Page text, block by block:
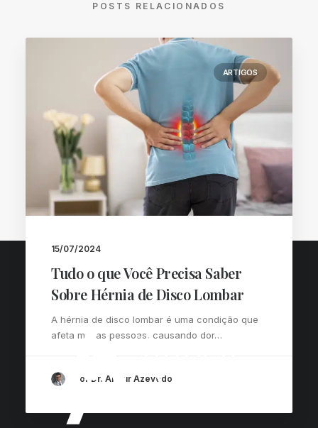
POSTS RELACIONADOS
ARTIGOS
15/07/2024
Tudo o que Você Precisa Saber
Sobre Hérnia de Disco Lombar
A hérnia de disco lombar é uma condição que
afeta muitas pessoas, causando dor…
por Dr. Arthur Azevedo
Voltar ao blog